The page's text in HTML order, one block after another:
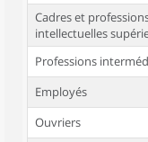
Cadres et
intellectuelles
Professions
Employés
Ouvriers